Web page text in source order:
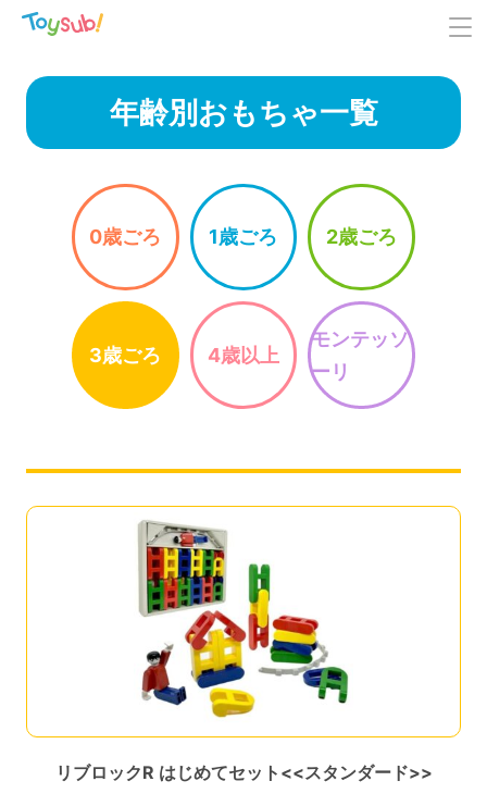
年齢別おもちゃ一覧
0歳ごろ 1歳ごろ 2歳ごろ
3歳ごろ 4歳以上
モンテッソ
ーリ
リブロックR はじめてセット<<スタンダード>>